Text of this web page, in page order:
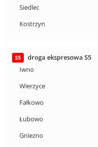
Siedlec
Kostrzyn
S5
droga ekspresowa S5
Iwno
Wierzyce
Fałkowo
Łubowo
Gniezno